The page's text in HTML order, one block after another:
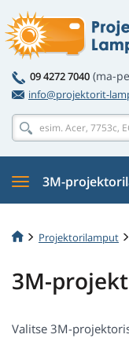
09 4272 7040 (ma-
info@projektorit-
3M-
Projektorilamput
3M-
Valitse 3M-